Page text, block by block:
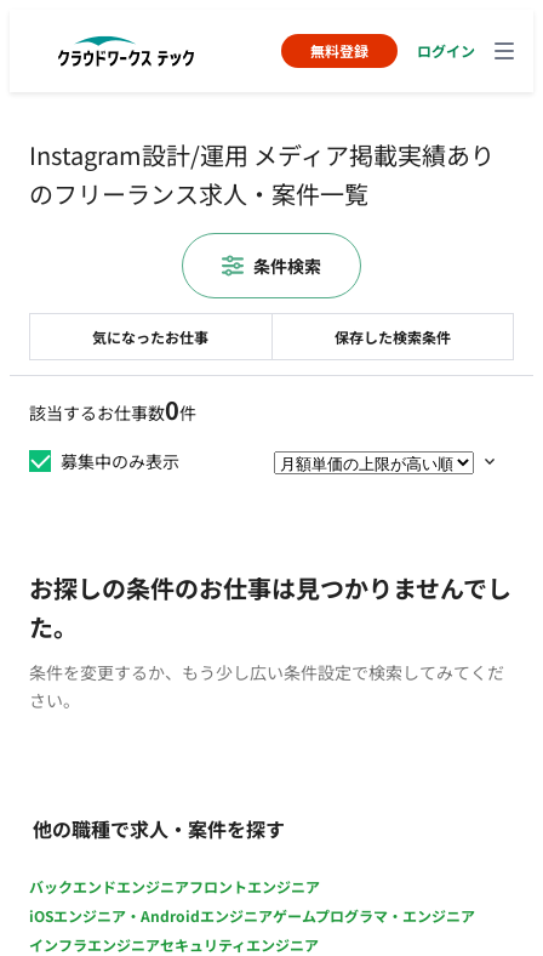
無料登録 ログイン
Instagram設計/運用 メディア掲載実績あり
のフリーランス求人・案件一覧
該当するお仕事数0件
募集中のみ表示
お探しの条件のお仕事は見つかりませんでし
た。
条件を変更するか、もう少し広い条件設定で検索してみてくだ
さい。
他の職種で求人・案件を探す
バックエンドエンジニアフロントエンジニア
iOSエンジニア・Androidエンジニアゲームプログラマ・エンジニア
インフラエンジニアセキュリティエンジニア
気になったお仕事 保存した検索条件
条件検索